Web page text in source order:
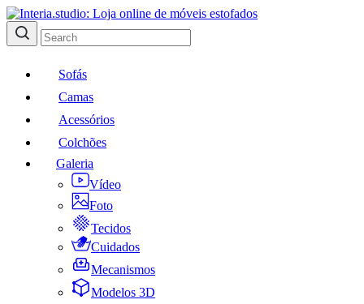
Sofás
Camas
Acessórios
Colchões
Galeria
Vídeo
Foto
Tecidos
Cuidados
Mecanismos
Modelos 3D